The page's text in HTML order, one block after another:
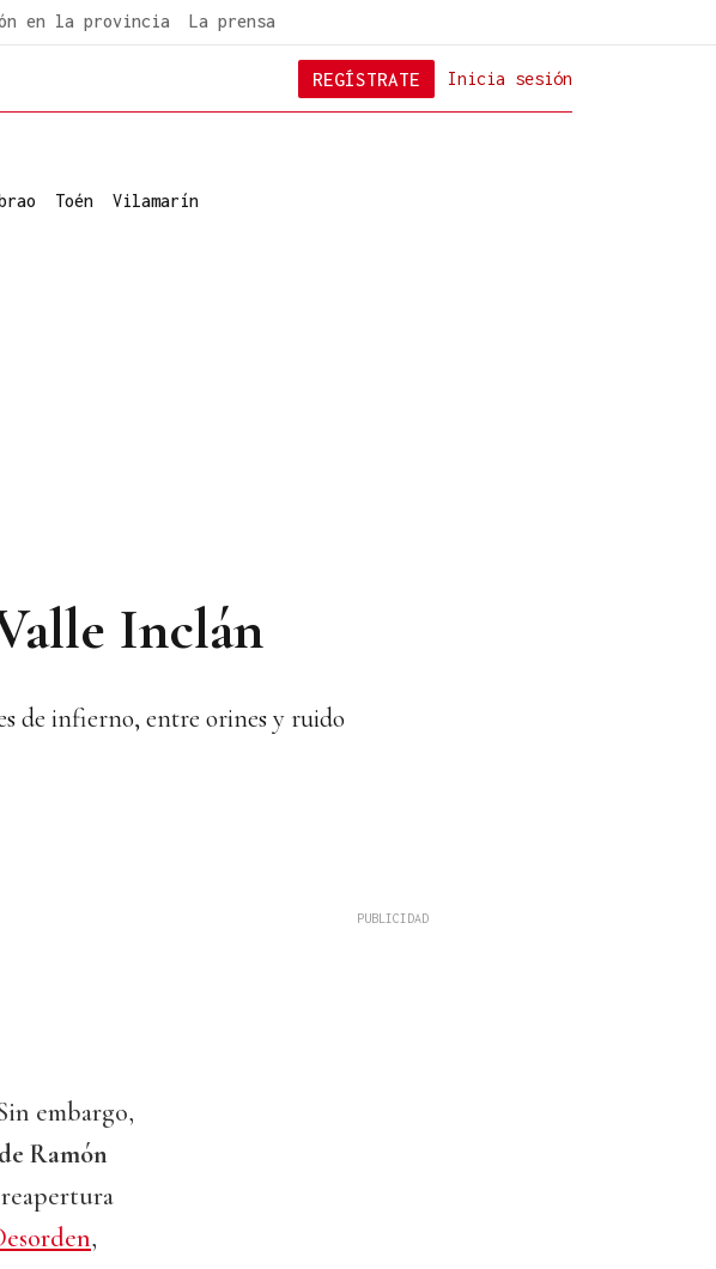
en la provincia La prensa
Inicia sesión
REGÍSTRATE
Toén Vilamarín
Inclán
de infierno, entre orines y ruido
embargo,
Ramón
,